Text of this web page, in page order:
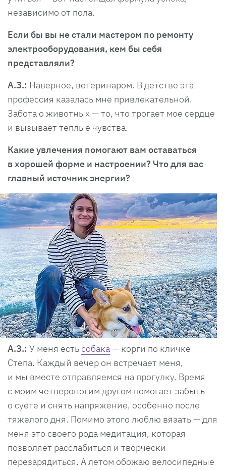
независимо от пола.
Если бы вы не стали мастером по ремонту
электрооборудования, кем бы себя
представляли?
А.З.: Наверное, ветеринаром. В детстве эта
профессия казалась мне привлекательной.
Забота о животных — то, что трогает мое сердце
и вызывает теплые чувства.
Какие увлечения помогают вам оставаться
в хорошей форме и настроении? Что для вас
главный источник энергии?
А.З.: У меня есть собака— корги по кличке
Степа. Каждый вечер он встречает меня,
и мы вместе отправляемся на прогулку. Время
с моим четвероногим другом помогает забыть
о суете и снять напряжение, особенно после
тяжелого дня. Помимо этого люблю вязать — для
меня это своего рода медитация, которая
позволяет расслабиться и творчески
перезарядиться. А летом обожаю велосипедные